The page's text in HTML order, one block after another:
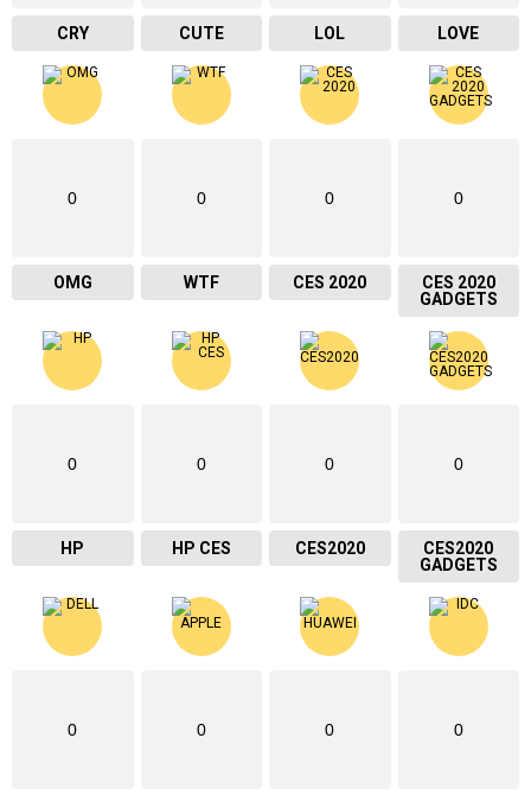
CRY CUTE LOL LOVE
0
OMG
0
WTF
0
CES 2020
0
CES 2020
GADGETS
0
HP
0
HP CES
0
CES2020
0
CES2020
GADGETS
0 0 0 0